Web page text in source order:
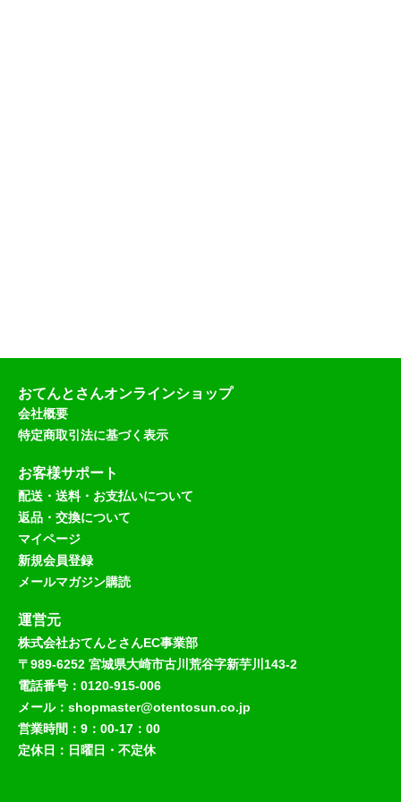
おてんとさんオンラインショップ
会社概要
特定商取引法に基づく表示
お客様サポート
配送・送料・お支払いについて
返品・交換について
マイページ
新規会員登録
メールマガジン購読
運営元
株式会社おてんとさんEC事業部
〒989-6252 宮城県大崎市古川荒谷字新芋川143-2
電話番号：0120-915-006
メール：shopmaster@otentosun.co.jp
営業時間：9：00-17：00
定休日：日曜日・不定休